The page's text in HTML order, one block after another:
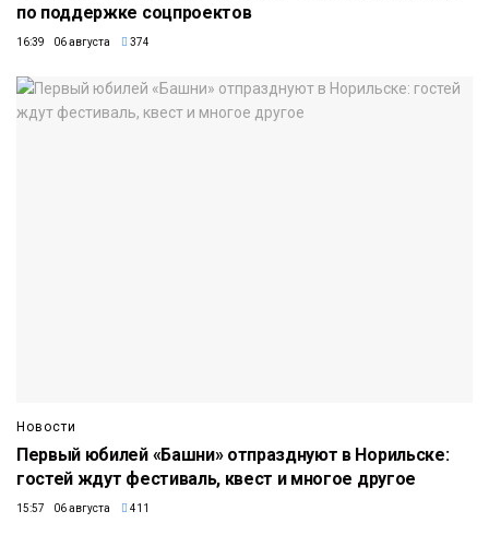
по поддержке соцпроектов
16:39 06 августа 374
Новости
Первый юбилей «Башни» отпразднуют в Норильске:
гостей ждут фестиваль, квест и многое другое
15:57 06 августа 411